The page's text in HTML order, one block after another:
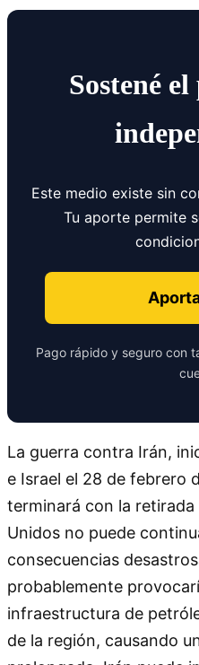
Sostené
Este medio existe sin
Tu aporte permite
Pago rápido y seguro con
La guerra contra Irán,
e Israel el 28 de febrero
terminará con la
Unidos no puede
consecuencias
probablemente
infraestructura de
de la región, causando